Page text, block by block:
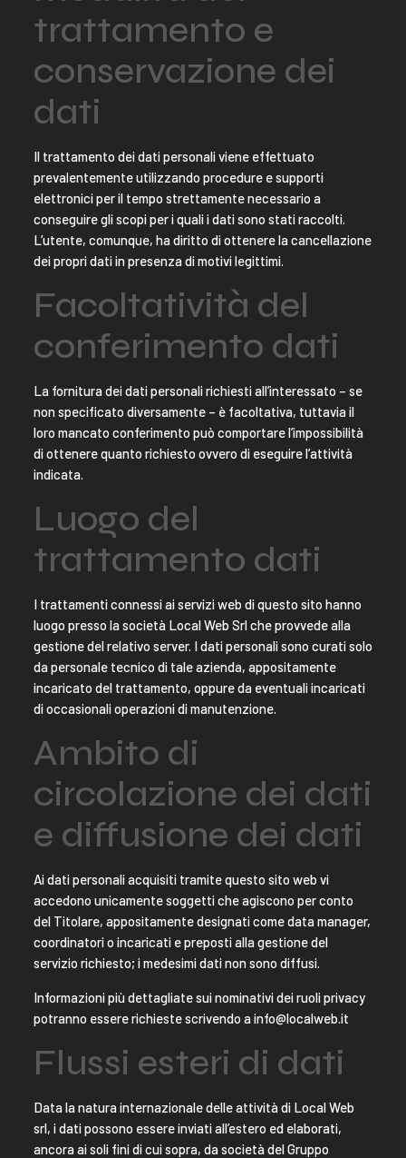
trattamento e
conservazione dei
dati
Il trattamento dei dati personali viene effettuato
prevalentemente utilizzando procedure e supporti
elettronici per il tempo strettamente necessario a
conseguire gli scopi per i quali i dati sono stati raccolti.
L’utente, comunque, ha diritto di ottenere la cancellazione
dei propri dati in presenza di motivi legittimi.
Facoltatività del
conferimento dati
La fornitura dei dati personali richiesti all’interessato – se
non specificato diversamente – è facoltativa, tuttavia il
loro mancato conferimento può comportare l’impossibilità
di ottenere quanto richiesto ovvero di eseguire l’attività
indicata.
Luogo del
trattamento dati
I trattamenti connessi ai servizi web di questo sito hanno
luogo presso la società Local Web Srl che provvede alla
gestione del relativo server. I dati personali sono curati solo
da personale tecnico di tale azienda, appositamente
incaricato del trattamento, oppure da eventuali incaricati
di occasionali operazioni di manutenzione.
Ambito di
circolazione dei dati
e diffusione dei dati
Ai dati personali acquisiti tramite questo sito web vi
accedono unicamente soggetti che agiscono per conto
del Titolare, appositamente designati come data manager,
coordinatori o incaricati e preposti alla gestione del
servizio richiesto; i medesimi dati non sono diffusi.
Informazioni più dettagliate sui nominativi dei ruoli privacy
potranno essere richieste scrivendo a info@localweb.it
Flussi esteri di dati
Data la natura internazionale delle attività di Local Web
srl, i dati possono essere inviati all’estero ed elaborati,
ancora ai soli fini di cui sopra, da società del Gruppo